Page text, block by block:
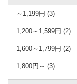
～1,199円 (3)
1,200～1,599円 (2)
1,600～1,799円 (2)
1,800円～ (3)